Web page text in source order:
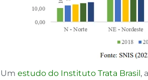
Um estudo do Instituto Trata Brasil ,